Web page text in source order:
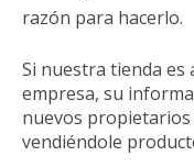
razón para hacerlo.
Si nuestra tienda
empresa, su
nuevos
vendiéndole